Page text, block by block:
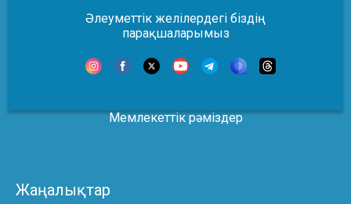
Әлеуметтік желілердегі біздің
парақшаларымыз
Мемлекеттік рәміздер
Жаңалықтар